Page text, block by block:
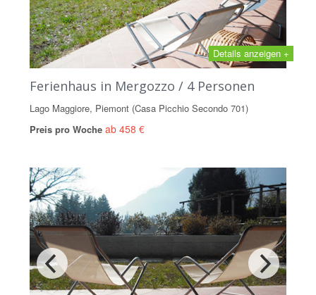
Details anzeigen +
Ferienhaus in Mergozzo / 4 Personen
Lago Maggiore, Piemont (Casa Picchio Secondo 701)
Preis pro Woche ab 458 €